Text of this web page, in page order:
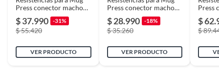
Press conector macho
$ 37.990 -31%
$ 55.420
VER PRODUCTO
Press conector macho
$ 28.990 -18%
$ 35.260
VER PRODUCTO
Press
$
$